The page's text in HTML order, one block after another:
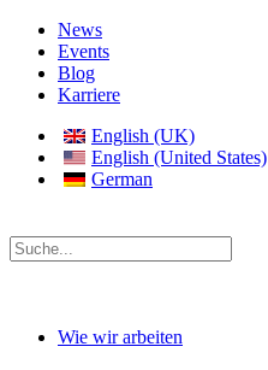
News
Events
Blog
Karriere
English (UK)
English (United States)
German
Wie wir arbeiten